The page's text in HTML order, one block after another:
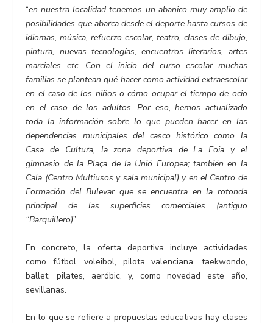
“en nuestra localidad tenemos un abanico muy amplio de
posibilidades que abarca desde el deporte hasta cursos de
idiomas, música, refuerzo escolar, teatro, clases de dibujo,
pintura, nuevas tecnologías, encuentros literarios, artes
marciales…etc. Con el inicio del curso escolar muchas
familias se plantean qué hacer como actividad extraescolar
en el caso de los niños o cómo ocupar el tiempo de ocio
en el caso de los adultos. Por eso, hemos actualizado
toda la información sobre lo que pueden hacer en las
dependencias municipales del casco histórico como la
Casa de Cultura, la zona deportiva de La Foia y el
gimnasio de la Plaça de la Unió Europea; también en la
Cala (Centro Multiusos y sala municipal) y en el Centro de
Formación del Bulevar que se encuentra en la rotonda
principal de las superficies comerciales (antiguo
“Barquillero)”.
En concreto, la oferta deportiva incluye actividades
como fútbol, voleibol, pilota valenciana, taekwondo,
ballet, pilates, aeróbic, y, como novedad este año,
sevillanas.
En lo que se refiere a propuestas educativas hay clases